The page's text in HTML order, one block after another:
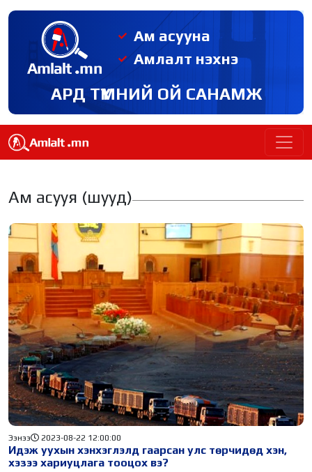
Ам асууна
Амлалт нэхнэ
АРД ТҮМНИЙ ОЙ САНАМЖ
Ам асууя (шууд)
Идэж уухын хэнхэглэлд гаарсан улс төрчидөд хэн,
хэзээ хариуцлага тооцох вэ?
Ээнээ 2023-08-22 12:00:00